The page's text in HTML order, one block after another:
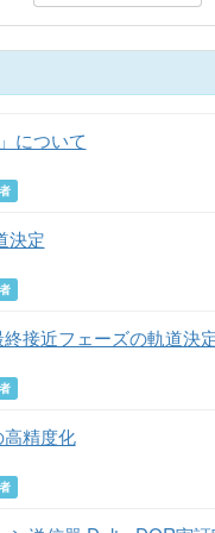
について
決定
接近フェーズの軌道決
精度化